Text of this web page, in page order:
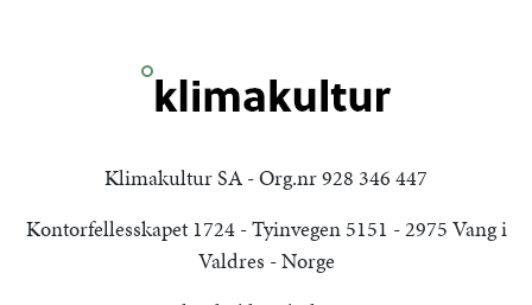
Klimakultur SA - Org.nr 928 346 447
Kontorfellesskapet 1724 - Tyinvegen 5151 - 2975 Vang i
Valdres - Norge